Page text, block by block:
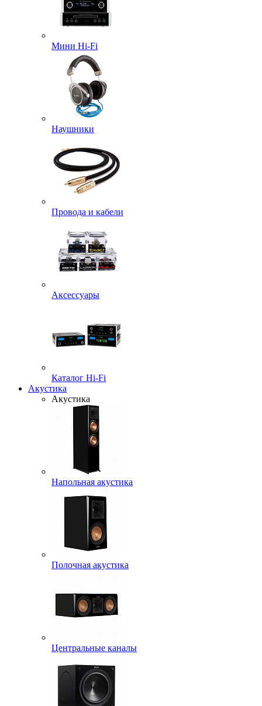
Мини Hi-Fi
Наушники
Провода и кабели
Аксессуары
Каталог Hi-Fi
Акустика
Акустика
Напольная акустика
Полочная акустика
Центральные каналы